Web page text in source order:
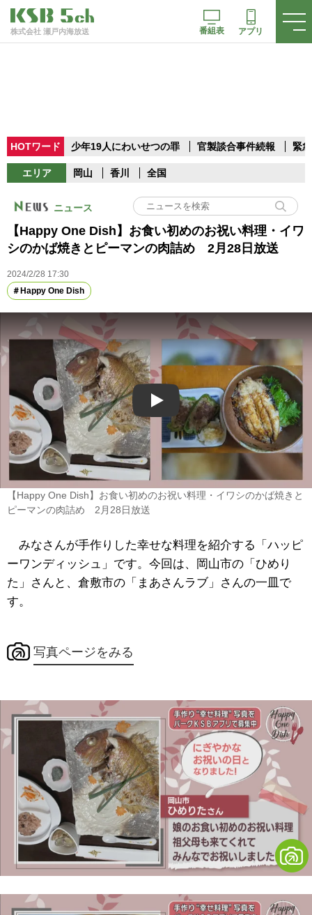
株式会社 瀬戸内海放送 番組表 アプリ
HOTワード 少年19人にわいせつの罪 官製談合事件続報 緊
エリア 岡山 香川 全国
ニュース
【Happy One Dish】お食い初めのお祝い料理・イワ
シのかば焼きとピーマンの肉詰め 2月28日放送
2024/2/28 17:30
Happy One Dish
Play
【Happy One Dish】お食い初めのお祝い料理・イワシのかば焼きと
ピーマンの肉詰め 2月28日放送
みなさんが手作りした幸せな料理を紹介する「ハッピ
ーワンディッシュ」です。今回は、岡山市の「ひめり
た」さんと、倉敷市の「まあさんラブ」さんの一皿で
す。
写真ページをみる